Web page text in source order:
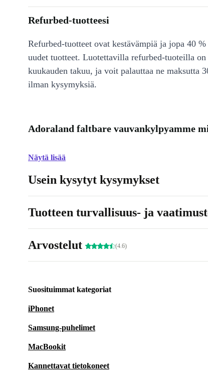
Refurbed-tuotteesi
Refurbed-tuotteet ovat kestävämpiä ja jopa 40
uudet tuotteet. Luotettavilla refurbed-tuoteilla on
kuukauden takuu, ja voit palauttaa ne maksutta
ilman kysymyksiä.
Adoraland faltbare vauvankylpyamme
Näytä lisää
Usein kysytyt kysymykset
Tuotteen turvallisuus- ja
Arvostelut (4.6)
Suosituimmat kategoriat
iPhonet
Samsung-puhelimet
MacBookit
Kannettavat tietokoneet